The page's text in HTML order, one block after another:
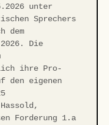
unter
Sprechers
dem
Die
ihre Pro-
den eigenen
Forderung 1.a